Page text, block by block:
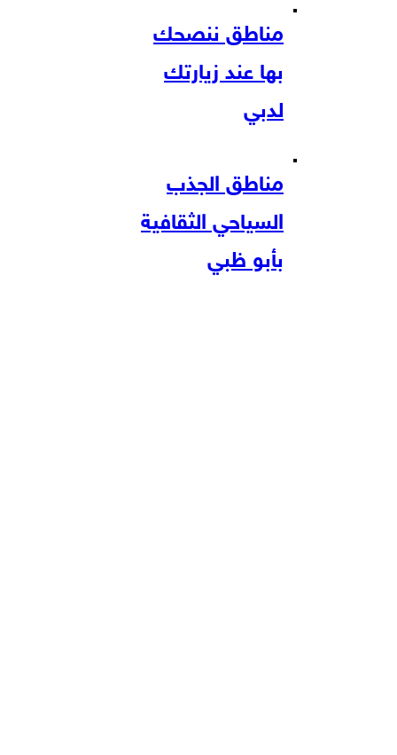
مناطق ننصحك
بها عند زيارتك
لدبي
مناطق الجذب
السياحي الثقافية
بأبو ظبي